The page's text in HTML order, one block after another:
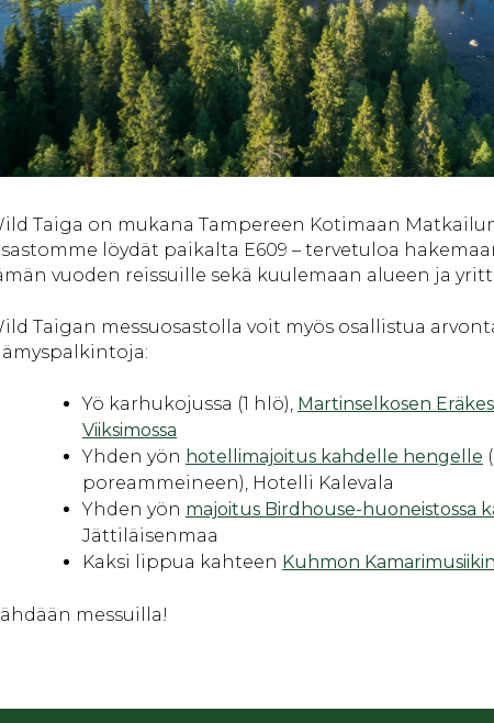
Taiga on mukana Tampereen Kotimaan
löydät paikalta E609 – tervetuloa
vuoden reissuille sekä kuulemaan alueen ja
Taigan messuosastolla voit myös osallistua
Yö karhukojussa (1 hlö), Martinselkosen
Viiksimossa
Yhden yön hotellimajoitus kahdelle hengelle
poreammeineen), Hotelli Kalevala
Yhden yön majoitus Birdhouse-huoneistossa
Jättiläisenmaa
Kaksi lippua kahteen Kuhmon
messuilla!